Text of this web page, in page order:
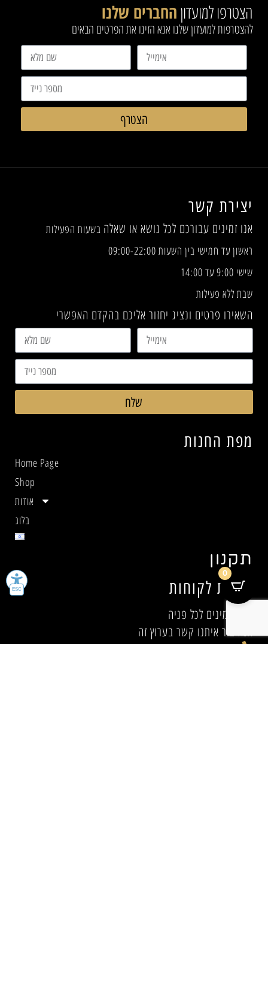
הצטרפו למועדוןהחברים שלנו
להצטרפות למועדון שלנו אנא הזינו את הפרטים הבאים
הצטרף
שירות לקוחות
אנא צור איתנו קשר בערוץ זה
מפת החנות
Home Page
Shop
אודות
בלוג
תקנון
יצירת קשר
אנו זמינים עבורכם לכל נושא או שאלה בשעות הפעילות
ראשון עד חמישי בין השעות 09:00-22:00
שישי 9:00 עד 14:00
שבת ללא פעילות
השאירו פרטים ונציג יחזור אליכם בהקדם האפשרי
שלח
0